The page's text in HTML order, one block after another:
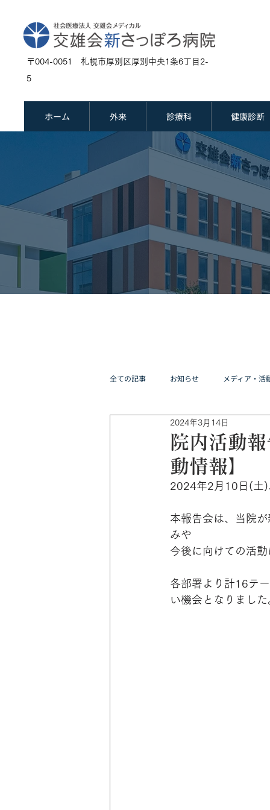
〒004-0051 札幌市厚別区厚別中央1条6丁目2-
5
ホーム 外来 診療科 健康診断
全ての記事 お知らせ メディア・活
院内活動
動情報】
2024年3月14日
2024年2月10日(土)
本報告会は、当院
みや
今後に向けての活
各部署より計16テ
い機会となりました